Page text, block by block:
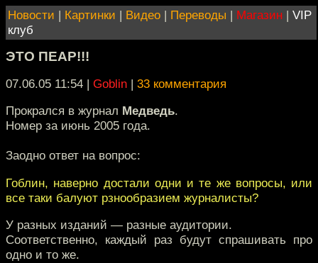
Новости | Картинки | Видео | Переводы | Магазин | VIP
клуб
ЭТО ПЕАР!!!
07.06.05 11:54 | Goblin | 33 комментария
Прокрался в журнал Медведь.
Номер за июнь 2005 года.
Заодно ответ на вопрос:
Гоблин, наверно достали одни и те же вопросы, или
все таки балуют рзнообразием журналисты?
У разных изданий — разные аудитории.
Соответственно, каждый раз будут спрашивать про
одно и то же.